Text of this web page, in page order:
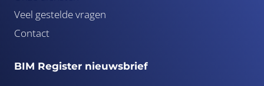
Veel gestelde vragen
Contact
BIM Register nieuwsbrief